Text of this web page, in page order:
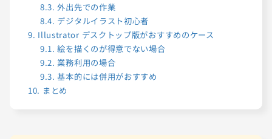
8.3. 外出先での作業
8.4. デジタルイラスト初心者
9. Illustrator デスクトップ版がおすすめのケース
9.1. 絵を描くのが得意でない場合
9.2. 業務利用の場合
9.3. 基本的には併用がおすすめ
10. まとめ